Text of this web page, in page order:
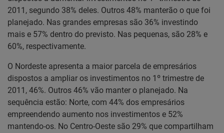
2011, segundo 38% deles. Outros 48% manterão o que foi
planejado. Nas grandes empresas são 36% investindo
mais e 57% dentro do previsto. Nas pequenas, são 28% e
60%, respectivamente.
O Nordeste apresenta a maior parcela de empresários
dispostos a ampliar os investimentos no 1º trimestre de
2011, 46%. Outros 46% vão manter o planejado. Na
sequência estão: Norte, com 44% dos empresários
empreendendo aumento nos investimentos e 52%
mantendo-os. No Centro-Oeste são 29% que compartilham